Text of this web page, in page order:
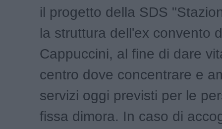
il progetto della SDS
la struttura dell'ex convento
Cappuccini, al fine di dare
centro dove concentrare e
servizi oggi previsti per le
fissa dimora. In caso di